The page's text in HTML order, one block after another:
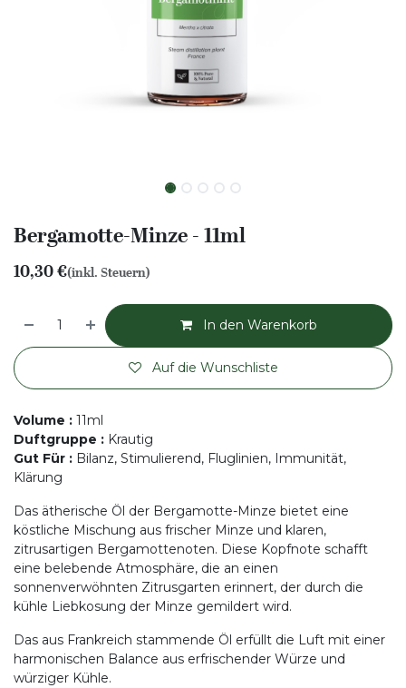
Bergamotte-Minze - 11ml
10,30€(inkl. Steuern)
In den Warenkorb
Auf die Wunschliste
Volume : 11ml
Duftgruppe : Krautig
Gut Für : Bilanz, Stimulierend, Fluglinien, Immunität,
Klärung
Das ätherische Öl der Bergamotte-Minze bietet eine
köstliche Mischung aus frischer Minze und klaren,
zitrusartigen Bergamottenoten. Diese Kopfnote schafft
eine belebende Atmosphäre, die an einen
sonnenverwöhnten Zitrusgarten erinnert, der durch die
kühle Liebkosung der Minze gemildert wird.
Das aus Frankreich stammende Öl erfüllt die Luft mit einer
harmonischen Balance aus erfrischender Würze und
würziger Kühle.